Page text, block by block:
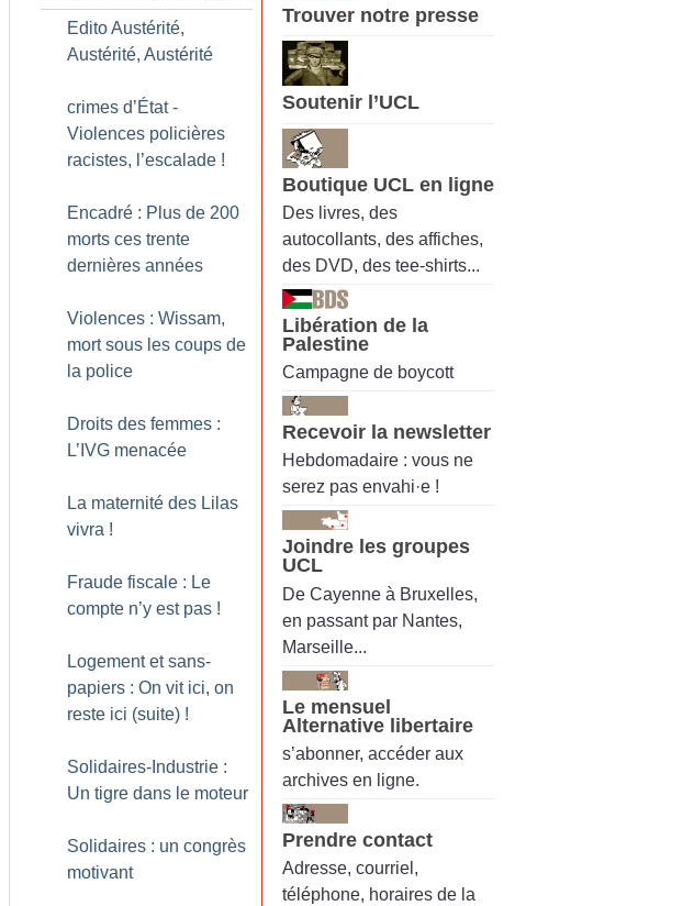
Edito Austérité,
Austérité, Austérité
crimes d’État -
Violences policières
racistes, l’escalade !
Encadré : Plus de 200
morts ces trente
dernières années
Violences : Wissam,
mort sous les coups de
la police
Droits des femmes :
L’IVG menacée
La maternité des Lilas
vivra !
Fraude fiscale : Le
compte n’y est pas !
Logement et sans-
papiers : On vit ici, on
reste ici (suite) !
Solidaires-Industrie :
Un tigre dans le moteur
Solidaires : un congrès
motivant
Trouver notre presse
Soutenir l’UCL
Boutique UCL en ligne
Des livres, des
autocollants, des affiches,
des DVD, des tee-shirts...
Libération de la
Palestine
Campagne de boycott
Recevoir la newsletter
Hebdomadaire : vous ne
serez pas envahi·e !
Joindre les groupes
UCL
De Cayenne à Bruxelles,
en passant par Nantes,
Marseille...
Le mensuel
Alternative libertaire
s’abonner, accéder aux
archives en ligne.
Prendre contact
Adresse, courriel,
téléphone, horaires de la